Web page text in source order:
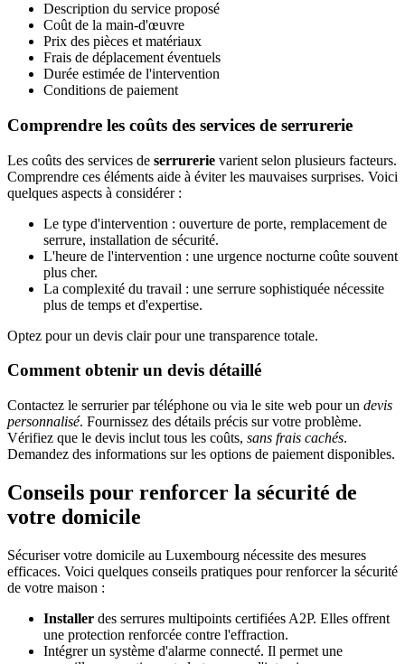
Description du service proposé
Coût de la main-d'œuvre
Prix des pièces et matériaux
Frais de déplacement éventuels
Durée estimée de l'intervention
Conditions de paiement
Comprendre les coûts des services de serrurerie
Les coûts des services de serrurerie varient selon plusieurs facteurs.
Comprendre ces éléments aide à éviter les mauvaises surprises. Voici
quelques aspects à considérer :
Le type d'intervention : ouverture de porte, remplacement de
serrure, installation de sécurité.
L'heure de l'intervention : une urgence nocturne coûte souvent
plus cher.
La complexité du travail : une serrure sophistiquée nécessite
plus de temps et d'expertise.
Optez pour un devis clair pour une transparence totale.
Comment obtenir un devis détaillé
Contactez le serrurier par téléphone ou via le site web pour un devis
personnalisé. Fournissez des détails précis sur votre problème.
Vérifiez que le devis inclut tous les coûts, sans frais cachés.
Demandez des informations sur les options de paiement disponibles.
Conseils pour renforcer la sécurité de
votre domicile
Sécuriser votre domicile au Luxembourg nécessite des mesures
efficaces. Voici quelques conseils pratiques pour renforcer la sécurité
de votre maison :
Installer des serrures multipoints certifiées A2P. Elles offrent
une protection renforcée contre l'effraction.
Intégrer un système d'alarme connecté. Il permet une